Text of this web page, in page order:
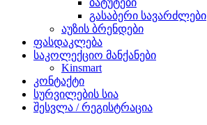
ბატუტები
გასაბერი სავარძლები
აუზის ბრენდები
ფასდაკლება
საკოლექციო მანქანები
Kinsmart
კონტაქტი
სურვილების სია
შესვლა / რეგისტრაცია